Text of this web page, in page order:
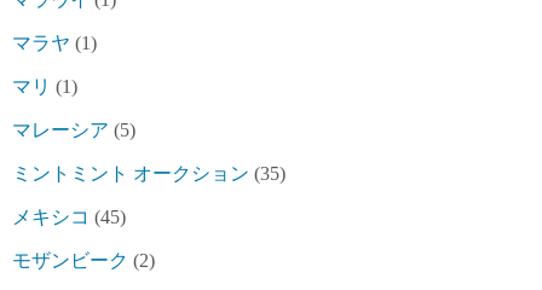
マラヤ (1)
マリ (1)
マレーシア (5)
ミントミント オークション (35)
メキシコ (45)
モザンビーク (2)